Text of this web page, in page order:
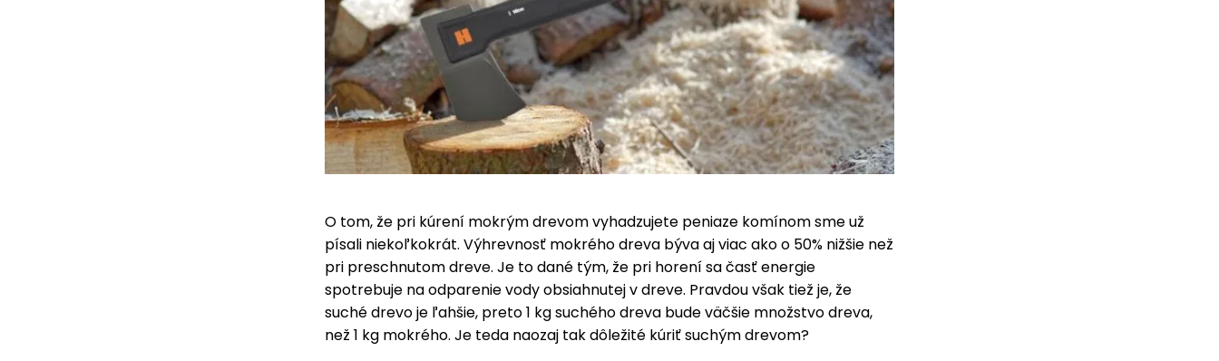
O tom, že pri kúrení mokrým drevom vyhadzujete peniaze komínom sme už
písali niekoľkokrát. Výhrevnosť mokrého dreva býva aj viac ako o 50% nižšie než
pri preschnutom dreve. Je to dané tým, že pri horení sa časť energie
spotrebuje na odparenie vody obsiahnutej v dreve. Pravdou však tiež je, že
suché drevo je ľahšie, preto 1 kg suchého dreva bude väčšie množstvo dreva,
než 1 kg mokrého. Je teda naozaj tak dôležité kúriť suchým drevom?